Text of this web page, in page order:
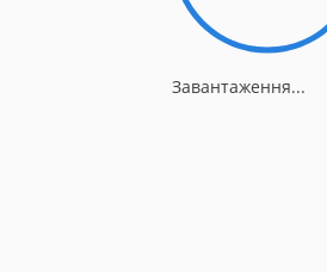
Завантаження...